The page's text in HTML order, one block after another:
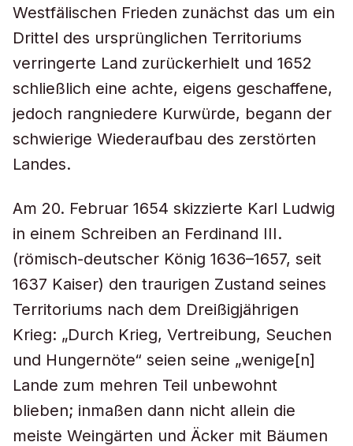
Westfälischen Frieden zunächst das um ein
Drittel des ursprünglichen Territoriums
verringerte Land zurückerhielt und 1652
schließlich eine achte, eigens geschaffene,
jedoch rangniedere Kurwürde, begann der
schwierige Wiederaufbau des zerstörten
Landes.
Am 20. Februar 1654 skizzierte Karl Ludwig
in einem Schreiben an Ferdinand III.
(römisch-deutscher König 1636–1657, seit
1637 Kaiser) den traurigen Zustand seines
Territoriums nach dem Dreißigjährigen
Krieg: „Durch Krieg, Vertreibung, Seuchen
und Hungernöte“ seien seine „wenige[n]
Lande zum mehren Teil unbewohnt
blieben; inmaßen dann nicht allein die
meiste Weingärten und Äcker mit Bäumen